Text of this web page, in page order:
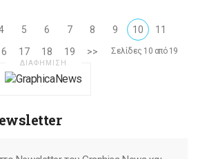
5 6 7 8 9 10
11
17 18 19 >> Σελίδες 10 από 19
ΔΙΑΦΗΜΙΣΗ